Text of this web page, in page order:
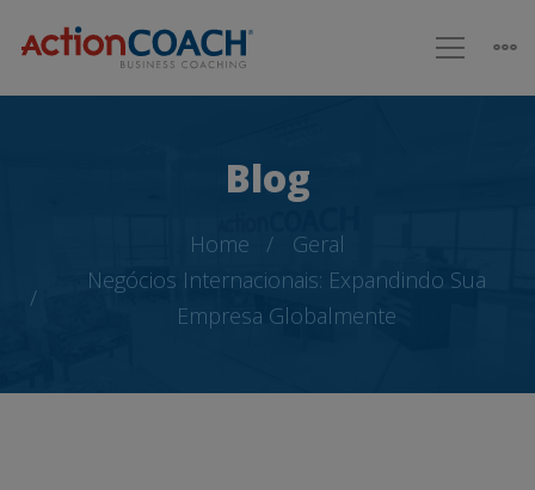
Blog
Home
Geral
Negócios Internacionais: Expandindo Sua
Empresa Globalmente